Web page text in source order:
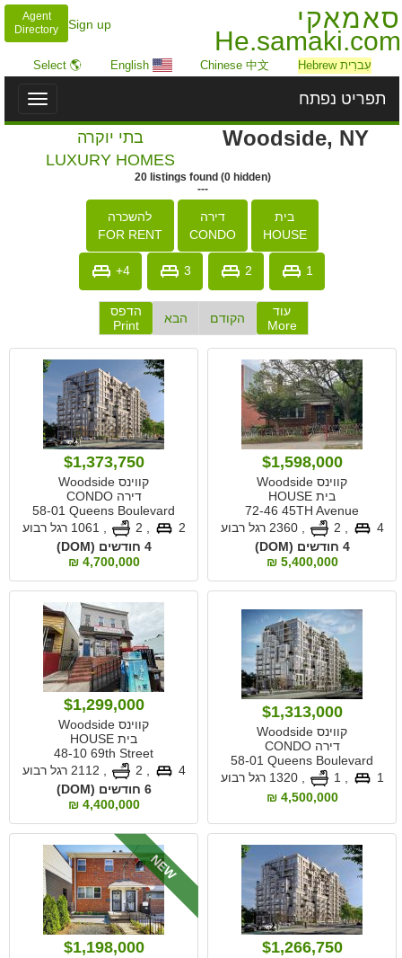
סאמאקי
He.samaki.com
Sign up
Agent
Directory
עִברִית Hebrew Chinese 中文
English
🌎 Select
Toggle
תפריט נפתח
Woodside, NY
בתי יוקרה
LUXURY HOMES
20 listings found (0 hidden)
---
בית
HOUSE
דירה
CONDO
להשכרה
FOR RENT
1
2
3
4+
עוד
More
הקודם הבא
הדפס
Print
$1,598,000
קווינס Woodside
בית HOUSE
72-46 45TH Avenue
4
,2360 רגל רבוע
4 חודשים (DOM)
5,400,000 ₪
$1,373,750
קווינס Woodside
דירה CONDO
58-01 Queens Boulevard
2
1061 רגל רבוע
4 חודשים (DOM)
4,700,000 ₪
$1,313,000
קווינס Woodside
דירה CONDO
58-01 Queens Boulevard
1
,1320 רגל רבוע
4,500,000 ₪
$1,299,000
קווינס Woodside
בית HOUSE
48-10 69th Street
4
2112 רגל רבוע
6 חודשים (DOM)
4,400,000 ₪
$1,266,750
NEW
$1,198,000